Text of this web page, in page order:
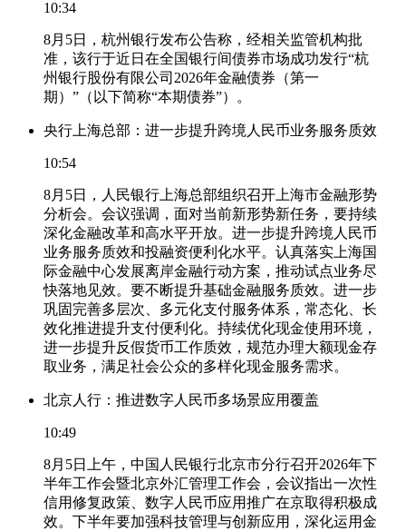
10:34
8月5日，杭州银行发布公告称，经相关监管机构批
准，该行于近日在全国银行间债券市场成功发行“杭
州银行股份有限公司2026年金融债券（第一
期）”（以下简称“本期债券”）。
央行上海总部：进一步提升跨境人民币业务服务质效
10:54
8月5日，人民银行上海总部组织召开上海市金融形势
分析会。会议强调，面对当前新形势新任务，要持续
深化金融改革和高水平开放。进一步提升跨境人民币
业务服务质效和投融资便利化水平。认真落实上海国
际金融中心发展离岸金融行动方案，推动试点业务尽
快落地见效。要不断提升基础金融服务质效。进一步
巩固完善多层次、多元化支付服务体系，常态化、长
效化推进提升支付便利化。持续优化现金使用环境，
进一步提升反假货币工作质效，规范办理大额现金存
取业务，满足社会公众的多样化现金服务需求。
北京人行：推进数字人民币多场景应用覆盖
10:49
8月5日上午，中国人民银行北京市分行召开2026年下
半年工作会暨北京外汇管理工作会，会议指出一次性
信用修复政策、数字人民币应用推广在京取得积极成
效。下半年要加强科技管理与创新应用，深化运用金